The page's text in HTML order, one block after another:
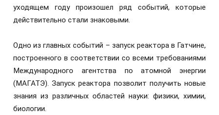
уходящем году произошел ряд событий, которые
действительно стали знаковыми.
Одно из главных событий – запуск реактора в Гатчине,
построенного в соответствии со всеми требованиями
Международного агентства по атомной энергии
(МАГАТЭ). Запуск реактора позволит получить новые
знания из различных областей науки: физики, химии,
биологии.